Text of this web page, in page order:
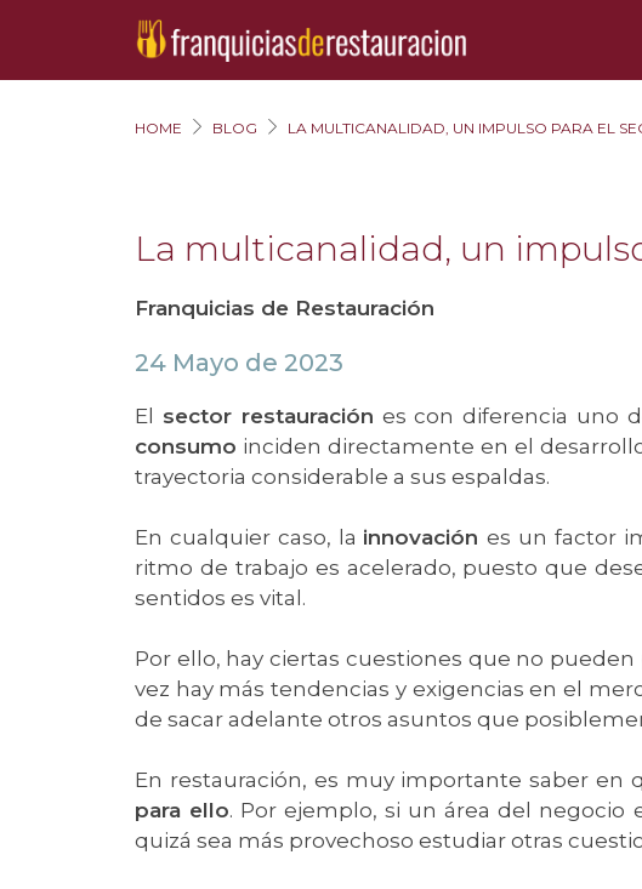
HOME BLOG LA MULTICANALIDAD, UN IMPULSO PARA EL
La multicanalidad, un
Franquicias de Restauración
24 Mayo de 2023
El sector restauración es con diferencia uno
consumo inciden directamente en el
trayectoria considerable a sus espaldas.
En cualquier caso, la innovaciónes un factor
ritmo de trabajo es acelerado, puesto que
sentidos es vital.
Por ello, hay ciertas cuestiones que no
vez hay más tendencias y exigencias en el
de sacar adelante otros asuntos que
En restauración, es muy importante saber en
para ello. Por ejemplo, si un área del negocio
quizá sea más provechoso estudiar otras